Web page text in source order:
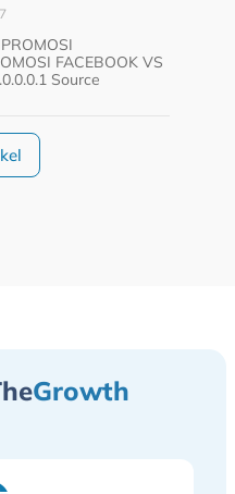
FACEBOOK VS
Source
Growth